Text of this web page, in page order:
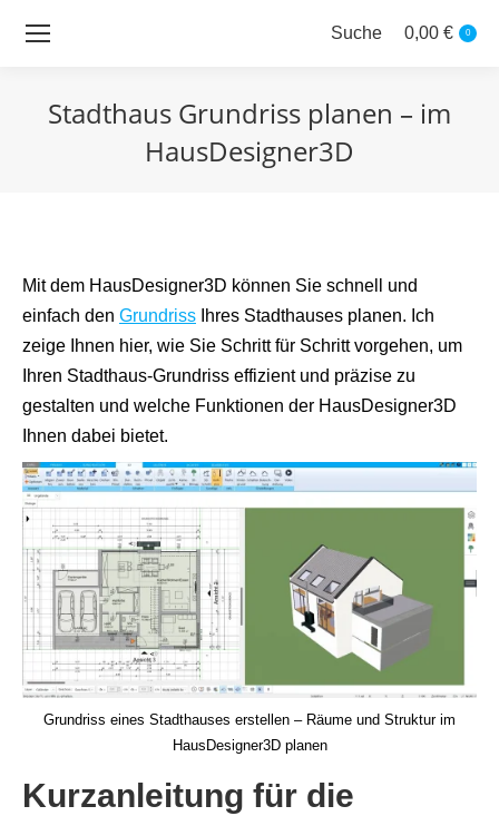
Search:
Suche 0,00 € 0
Stadthaus Grundriss planen – im
HausDesigner3D
Mit dem HausDesigner3D können Sie schnell und
einfach den Grundriss Ihres Stadthauses planen. Ich
zeige Ihnen hier, wie Sie Schritt für Schritt vorgehen, um
Ihren Stadthaus-Grundriss effizient und präzise zu
gestalten und welche Funktionen der HausDesigner3D
Ihnen dabei bietet.
Grundriss eines Stadthauses erstellen – Räume und Struktur im
HausDesigner3D planen
Kurzanleitung für die